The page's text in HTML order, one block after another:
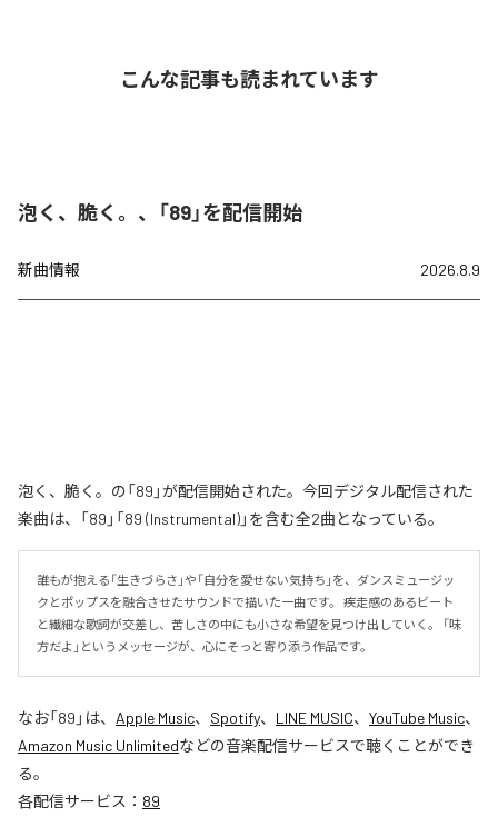
こんな記事も読まれています
泡く、脆く。、「89」を配信開始
新曲情報 2026.8.9
泡く、脆く。の「89」が配信開始された。今回デジタル配信された
楽曲は、「89」「89 (Instrumental)」を含む全2曲となっている。
誰もが抱える「生きづらさ」や「自分を愛せない気持ち」を、ダンスミュージッ
クとポップスを融合させたサウンドで描いた一曲です。 疾走感のあるビート
と繊細な歌詞が交差し、苦しさの中にも小さな希望を見つけ出していく。 「味
方だよ」というメッセージが、心にそっと寄り添う作品です。
なお「89 」は、 Apple Music、 Spotify、 LINE MUSIC、 YouTube Music、
Amazon Music Unlimitedなどの音楽配信サービスで聴くことができ
る。
各配信サービス： 89